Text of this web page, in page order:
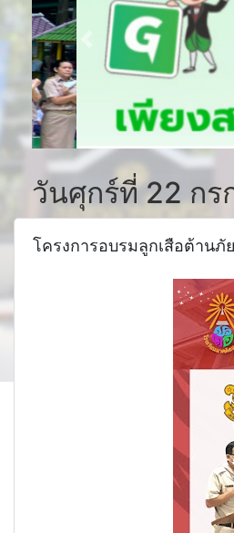
Previous
วันศุกร์ที่ 22 ก
โครงการอบรมลูกเสือต้านภั